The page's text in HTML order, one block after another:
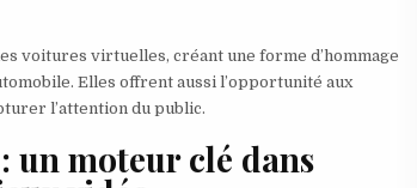
voitures virtuelles, créant une forme d’hommage
Elles offrent aussi l’opportunité aux
l’attention du public.
moteur clé dans